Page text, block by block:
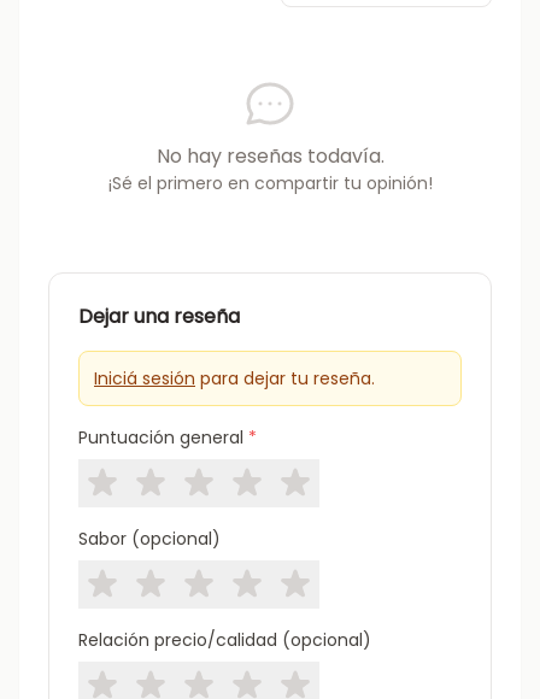
No hay reseñas todavía.
¡Sé el primero en compartir tu opinión!
Dejar una reseña
Iniciá sesión para dejar tu reseña.
Puntuación general *
Sabor (opcional)
Relación precio/calidad (opcional)